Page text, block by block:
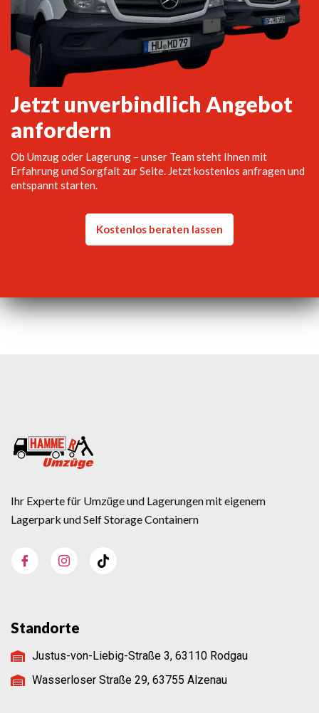
Jetzt unverbindlich Angebot
anfordern
Ob Umzug oder Lagerung – unser Team steht Ihnen mit
Erfahrung und Sorgfalt zur Seite. Jetzt kostenlos anfragen und
entspannt starten.
Kostenlos beraten lassen
Ihr Experte für Umzüge und Lagerungen mit eigenem
Lagerpark und Self Storage Containern
Standorte
Justus-von-Liebig-Straße 3, 63110 Rodgau
Wasserloser Straße 29, 63755 Alzenau